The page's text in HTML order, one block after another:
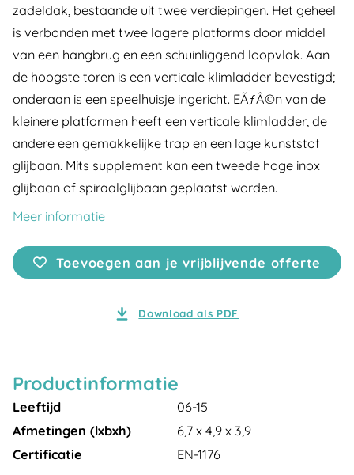
zadeldak, bestaande uit twee verdiepingen. Het geheel
is verbonden met twee lagere platforms door middel
van een hangbrug en een schuinliggend loopvlak. Aan
de hoogste toren is een verticale klimladder bevestigd;
onderaan is een speelhuisje ingericht. EÃƒÂ©n van de
kleinere platformen heeft een verticale klimladder, de
andere een gemakkelijke trap en een lage kunststof
glijbaan. Mits supplement kan een tweede hoge inox
glijbaan of spiraalglijbaan geplaatst worden.
Meer informatie
Toevoegen aan je vrijblijvende offerte
Download als PDF
Productinformatie
Leeftijd
06-15
Afmetingen (lxbxh)
6,7 x 4,9 x 3,9
Certificatie
EN-1176